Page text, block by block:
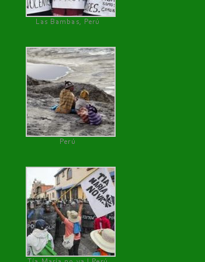
Las Bambas, Perú
Perú